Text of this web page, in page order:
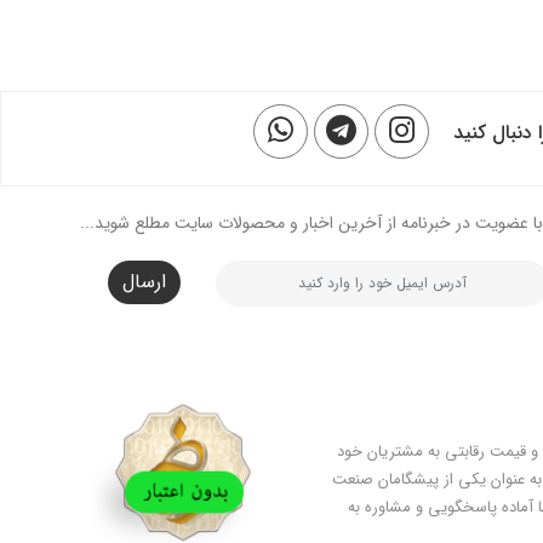
دنبال کنید
با عضویت در خبرنامه از آخرین اخبار و محصولات سایت مطلع شوید...
ارسال
عالی و قیمت رقابتی به مشتریان خود
عنوان یکی از پیشگامان صنعت
آماده پاسخگویی و مشاوره به